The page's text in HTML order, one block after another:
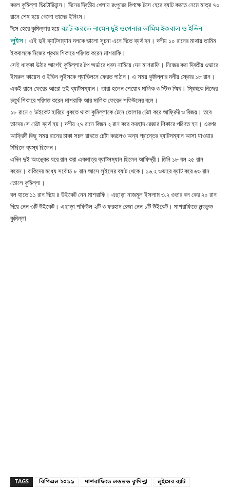
করল কুমিল্লা ভিক্টোরিয়ান্স। দিনের দ্বিতীয় খেলায় রংপুরের বিপক্ষে টসে হেরে ব্যাট করতে নেমে মাত্র ৭০
রানে শেষ হয়ে গেলো তাদের ইনিংস।
টসে হেরে কুমিল্লার হয়ে ব্যাট করতে নামেন দুই ওপেনার তামিম ইকবাল ও ইভিন
লুইস। এই দুই ব্যাটসম্যান দলকে ভালো সূচনা এনে দিতে ব্যর্থ হন। দলীয় ১০ রানের মাথায় তামিম
ইকবালকে নিজের প্রথম শিকারে পরিণত করেন মাশরাফি।
সেই ধাক্কা উঠার আগেই কুমিল্লার টপ অর্ডারে ধ্বস নামিয়ে দেন মাশরাফি। নিজের করা দ্বিতীয় ওভারে
ইমরুল কায়েস ও ইভিন লুইসকে প্যাভিলনে ফেরত পাঠান। এ সময় কুমিল্লার দলীয় স্কোর ১৮ রান।
একই রানে ফেরের আরো দুই ব্যাটসম্যান। তারা হলেন শেয়োব মালিক ও স্টিভ স্মিথ। স্থিথকে নিজের
চতুর্থ শিকারে পরিণত করেন মাশরাফি আর মালিক ফেরেন শফিউলের বলে।
১৮ রানে ৫ উইকেট হারিয়ে ধুকতে থাকা কুমিল্লাকে টেনে তোলার চেষ্টা করে আফ্রিদী ও বিজয়। তবে
তাদের সে চেষ্টা ব্যর্থ হয়। দলীয় ২৭ রানে বিজন ২ রান করে ফরহাদ রেজার শিকারে পরিণত হন। এরপর
আফ্রিদী কিছূ সময় রানের চাকা সচল রাখতে চেষ্টা করলেও অন্য প্রান্তের ব্যাটসম্যান আসা যাওয়ার
মিছিলে ব্যস্থ ছিলেন।
এদিন দুই অংঙ্কের ঘরে রান করা একমাত্র ব্যাটসম্যান ছিলেন আফিদ্রী। তিনি ১৮ বল ২৫ রান
করেন। বাকিদের মধ্যে সর্বোচ্চ ৮ রান আসে লুইসের ব্যাট থেকে। ১৬.২ ওভারে ব্যাট করে ৬৩ রান
তোলে কুমিল্লা।
বল হাতে ১১ রান দিয়ে ৪ উইকেট নেন মাশরাফি। এছাড়া নাজমুল ইসলাম ৩.২ ওভার বল কের ২০ রান
দিয়ে নেন ৩টি উইকেট। এছাড়া শফিউল ২টি ও ফরহাদ রেজা নেন ১টি উইকেট। মাশরাফিতে লন্ডভন্ড
কুমিল্লা
TAGS বিপিএল ২০১৯ মাশরাফিতে লন্ডভন্ড কুমিল্লা লুইসের ব্যাট